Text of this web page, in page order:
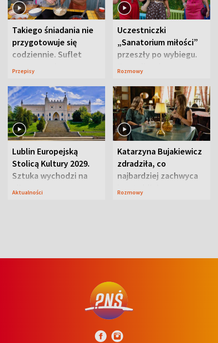
Takiego śniadania nie
przygotowuje się
codziennie. Suflet
serowy zachwyca
Przepisy
Uczestniczki
„Sanatorium miłości”
przeszły po wybiegu.
Te stylizacje
Rozmowy
Lublin Europejską
Stolicą Kultury 2029.
Sztuka wychodzi na
ulice
Aktualności
Katarzyna Bujakiewicz
zdradziła, co
najbardziej zachwyca
ją w Lublinie
Rozmowy